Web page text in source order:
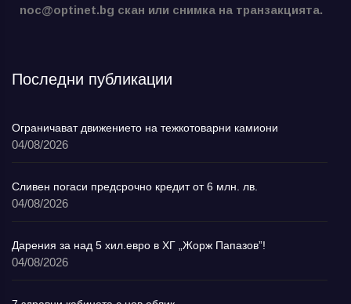
noc@optinet.bg скан или снимка на транзакцията.
Последни публикации
Ограничават движението на тежкотоварни камиони
04/08/2026
Сливен погаси предсрочно кредит от 6 млн. лв.
04/08/2026
Дарения за над 5 хил.евро в ХГ „Жорж Папазов”!
04/08/2026